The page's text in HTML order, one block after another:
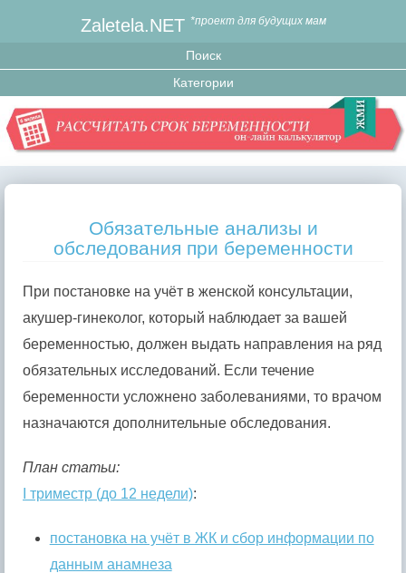
Zaletela.NET *проект для будущих мам
Обязательные анализы и
обследования при беременности
При постановке на учёт в женской консультации,
акушер-гинеколог, который наблюдает за вашей
беременностью, должен выдать направления на ряд
обязательных исследований. Если течение
беременности усложнено заболеваниями, то врачом
назначаются дополнительные обследования.
План статьи:
I триместр (до 12 недели):
постановка на учёт в ЖК и сбор информации по
данным анамнеза